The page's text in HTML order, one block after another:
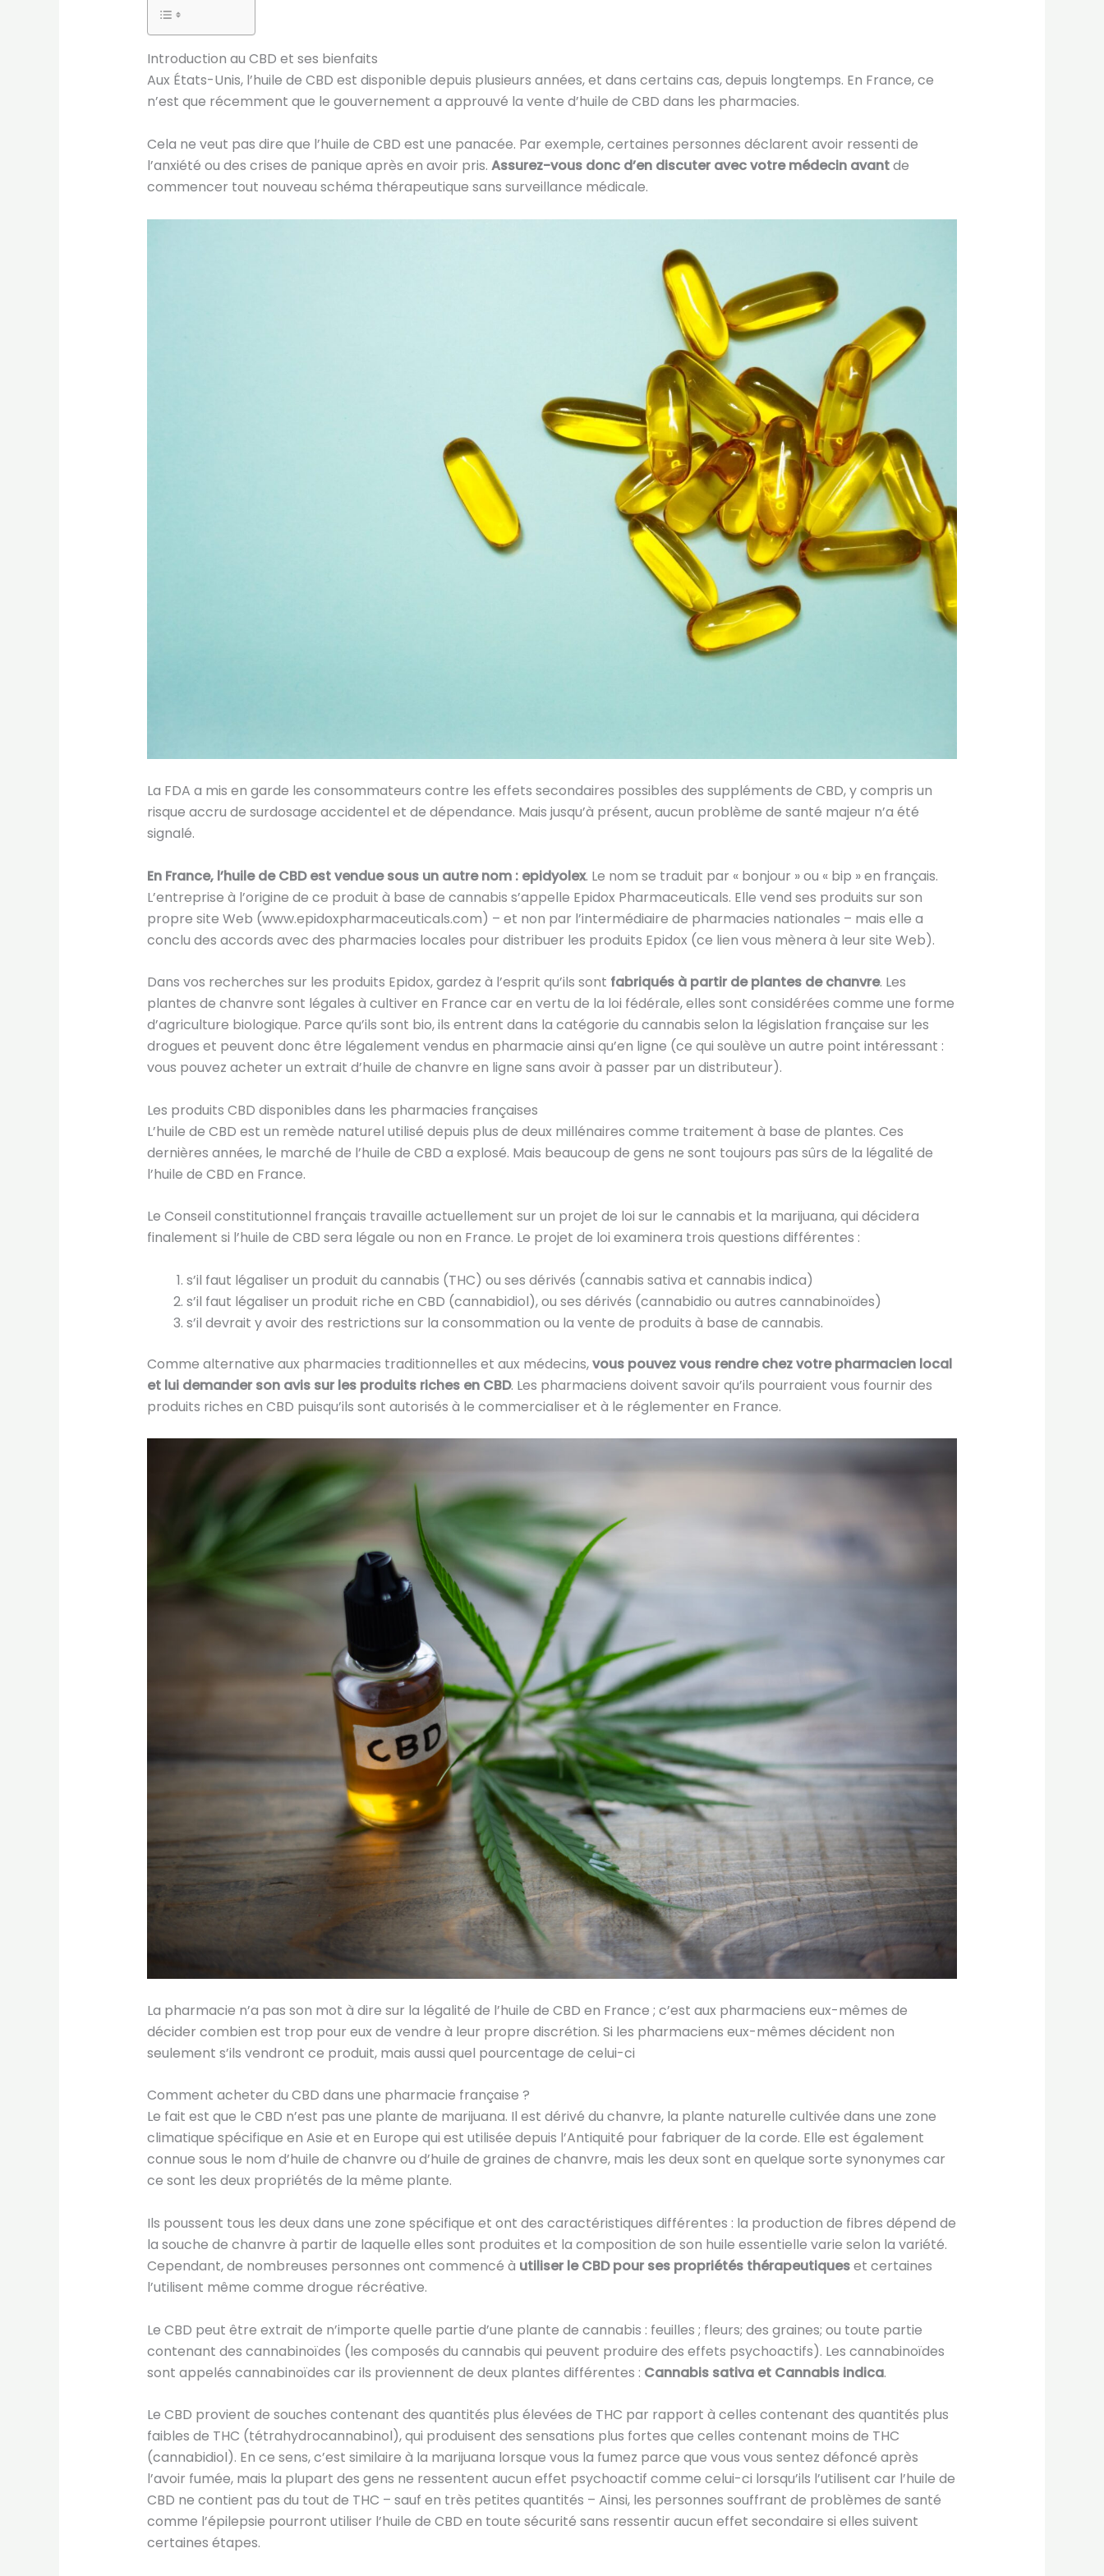
Introduction au CBD et ses bienfaits
Aux États-Unis, l’huile de CBD est disponible depuis plusieurs années, et dans certains cas, depuis longtemps. En France, ce
n’est que récemment que le gouvernement a approuvé la vente d’huile de CBD dans les pharmacies.
Cela ne veut pas dire que l’huile de CBD est une panacée. Par exemple, certaines personnes déclarent avoir ressenti de
l’anxiété ou des crises de panique après en avoir pris. Assurez-vous donc d’en discuter avec votre médecin avantde
commencer tout nouveau schéma thérapeutique sans surveillance médicale.
La FDA a mis en garde les consommateurs contre les effets secondaires possibles des suppléments de CBD, y compris un
risque accru de surdosage accidentel et de dépendance. Mais jusqu’à présent, aucun problème de santé majeur n’a été
signalé.
En France, l’huile de CBD est vendue sous un autre nom : epidyolex. Le nom se traduit par « bonjour » ou « bip » en français.
L’entreprise à l’origine de ce produit à base de cannabis s’appelle Epidox Pharmaceuticals. Elle vend ses produits sur son
propre site Web (www.epidoxpharmaceuticals.com) – et non par l’intermédiaire de pharmacies nationales – mais elle a
conclu des accords avec des pharmacies locales pour distribuer les produits Epidox (ce lien vous mènera à leur site Web).
Dans vos recherches sur les produits Epidox, gardez à l’esprit qu’ils sont fabriqués à partir de plantes de chanvre. Les
plantes de chanvre sont légales à cultiver en France car en vertu de la loi fédérale, elles sont considérées comme une forme
d’agriculture biologique. Parce qu’ils sont bio, ils entrent dans la catégorie du cannabis selon la législation française sur les
drogues et peuvent donc être légalement vendus en pharmacie ainsi qu’en ligne (ce qui soulève un autre point intéressant :
vous pouvez acheter un extrait d’huile de chanvre en ligne sans avoir à passer par un distributeur).
Les produits CBD disponibles dans les pharmacies françaises
L’huile de CBD est un remède naturel utilisé depuis plus de deux millénaires comme traitement à base de plantes. Ces
dernières années, le marché de l’huile de CBD a explosé. Mais beaucoup de gens ne sont toujours pas sûrs de la légalité de
l’huile de CBD en France.
Le Conseil constitutionnel français travaille actuellement sur un projet de loi sur le cannabis et la marijuana, qui décidera
finalement si l’huile de CBD sera légale ou non en France. Le projet de loi examinera trois questions différentes :
s’il faut légaliser un produit du cannabis (THC) ou ses dérivés (cannabis sativa et cannabis indica)
s’il faut légaliser un produit riche en CBD (cannabidiol), ou ses dérivés (cannabidio ou autres cannabinoïdes)
s’il devrait y avoir des restrictions sur la consommation ou la vente de produits à base de cannabis.
Comme alternative aux pharmacies traditionnelles et aux médecins,vous pouvez vous rendre chez votre pharmacien local
et lui demander son avis sur les produits riches en CBD. Les pharmaciens doivent savoir qu’ils pourraient vous fournir des
produits riches en CBD puisqu’ils sont autorisés à le commercialiser et à le réglementer en France.
La pharmacie n’a pas son mot à dire sur la légalité de l’huile de CBD en France ; c’est aux pharmaciens eux-mêmes de
décider combien est trop pour eux de vendre à leur propre discrétion. Si les pharmaciens eux-mêmes décident non
seulement s’ils vendront ce produit, mais aussi quel pourcentage de celui-ci
Comment acheter du CBD dans une pharmacie française ?
Le fait est que le CBD n’est pas une plante de marijuana. Il est dérivé du chanvre, la plante naturelle cultivée dans une zone
climatique spécifique en Asie et en Europe qui est utilisée depuis l’Antiquité pour fabriquer de la corde. Elle est également
connue sous le nom d’huile de chanvre ou d’huile de graines de chanvre, mais les deux sont en quelque sorte synonymes car
ce sont les deux propriétés de la même plante.
Ils poussent tous les deux dans une zone spécifique et ont des caractéristiques différentes : la production de fibres dépend de
la souche de chanvre à partir de laquelle elles sont produites et la composition de son huile essentielle varie selon la variété.
Cependant, de nombreuses personnes ont commencé à utiliser le CBD pour ses propriétés thérapeutiqueset certaines
l’utilisent même comme drogue récréative.
Le CBD peut être extrait de n’importe quelle partie d’une plante de cannabis : feuilles ; fleurs; des graines; ou toute partie
contenant des cannabinoïdes (les composés du cannabis qui peuvent produire des effets psychoactifs). Les cannabinoïdes
sont appelés cannabinoïdes car ils proviennent de deux plantes différentes : Cannabis sativa et Cannabis indica.
Le CBD provient de souches contenant des quantités plus élevées de THC par rapport à celles contenant des quantités plus
faibles de THC (tétrahydrocannabinol), qui produisent des sensations plus fortes que celles contenant moins de THC
(cannabidiol). En ce sens, c’est similaire à la marijuana lorsque vous la fumez parce que vous vous sentez défoncé après
l’avoir fumée, mais la plupart des gens ne ressentent aucun effet psychoactif comme celui-ci lorsqu’ils l’utilisent car l’huile de
CBD ne contient pas du tout de THC – sauf en très petites quantités – Ainsi, les personnes souffrant de problèmes de santé
comme l’épilepsie pourront utiliser l’huile de CBD en toute sécurité sans ressentir aucun effet secondaire si elles suivent
certaines étapes.